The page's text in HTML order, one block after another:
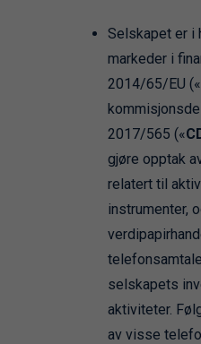
Selskapet er i
markeder i
2014/65/EU («
2017/565 («
gjøre opptak
relatert til
instrumenter,
selskapets
aktiviteter.
av visse